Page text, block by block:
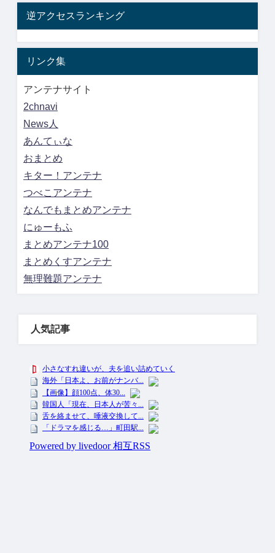
逆アクセスランキング
リンク集
アンテナサイト
2chnavi
News人
あんてぃな
おまとめ
キター！アンテナ
つべこアンテナ
なんでもまとめアンテナ
にゅーもふ
まとめアンテナ100
まとめくすアンテナ
無理難題アンテナ
人気記事